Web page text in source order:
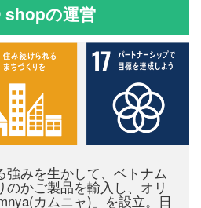
shopの運営
強みを生かして、ベトナム
かご製品を輸入し、オリ
カムニャ)」を設立。日